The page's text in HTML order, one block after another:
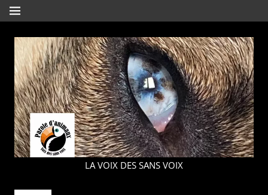
Aller
au
contenu
MENU
PAROLE
LA VOIX DES SANS VOIX